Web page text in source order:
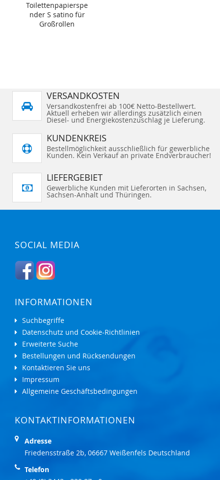
Toilettenpapierspe
nder S satino für
Großrollen
VERSANDKOSTEN
Versandkostenfrei ab 100€ Netto-Bestellwert.
Aktuell erheben wir allerdings zusätzlich einen
Diesel- und Energiekostenzuschlag je Lieferung.
KUNDENKREIS
Bestellmöglichkeit ausschließlich für gewerbliche
Kunden. Kein Verkauf an private Endverbraucher!
LIEFERGEBIET
Gewerbliche Kunden mit Lieferorten in Sachsen,
Sachsen-Anhalt und Thüringen.
SOCIAL MEDIA
INFORMATIONEN
Suchbegriffe
Datenschutz und Cookie-Richtlinien
Erweiterte Suche
Bestellungen und Rücksendungen
Kontaktieren Sie uns
Impressum
Allgemeine Geschäftsbedingungen
KONTAKTINFORMATIONEN
Adresse
Friedensstraße 2b, 06667 Weißenfels Deutschland
Telefon